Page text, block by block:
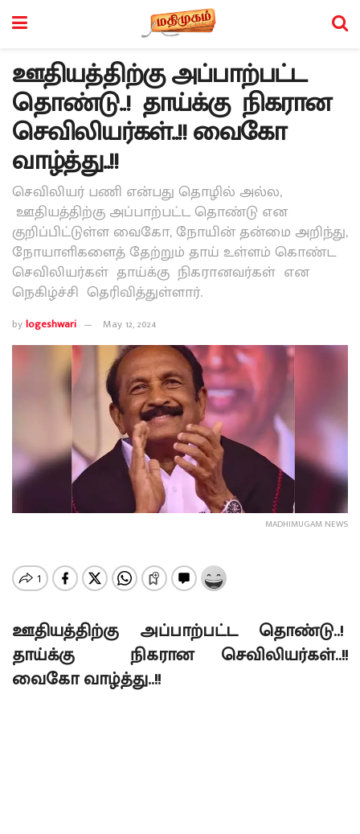
ஊதியத்திற்கு அப்பாற்பட்ட
தொண்டு..! தாய்க்கு நிகரான
செவிலியர்கள்..!! வைகோ
வாழ்த்து..!!
செவிலியர் பணி என்பது தொழில் அல்ல,
ஊதியத்திற்கு அப்பாற்பட்ட தொண்டு என
குறிப்பிட்டுள்ள வைகோ, நோயின் தன்மை அறிந்து,
நோயாளிகளைத் தேற்றும் தாய் உள்ளம் கொண்ட
செவிலியர்கள் தாய்க்கு நிகரானவர்கள் என
நெகிழ்ச்சி தெரிவித்துள்ளார்.
bylogeshwari May 12, 2024
MADHIMUGAM NEWS
ஊதியத்திற்கு அப்பாற்பட்ட தொண்டு..!
தாய்க்கு நிகரான செவிலியர்கள்..!!
வைகோ வாழ்த்து..!!